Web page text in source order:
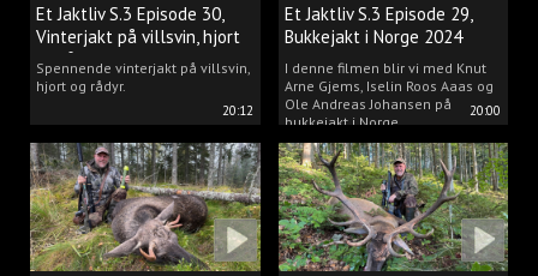
20:12
Et Jaktliv S.3 Episode 30,
Vinterjakt på villsvin, hjort
og rådyr.
Spennende vinterjakt på villsvin,
hjort og rådyr.
20:00
Et Jaktliv S.3 Episode 29,
Bukkejakt i Norge 2024
I denne filmen blir vi med Knut
Arne Gjems, Iselin Roos Aaas og
Ole Andreas Johansen på
bukkejakt i Norge.